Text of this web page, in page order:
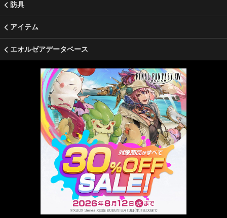
防具
アイテム
エオルゼアデータベース